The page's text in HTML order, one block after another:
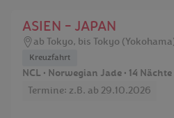
ASIEN - JAPAN
ab Tokyo, bis Tokyo
Kreuzfahrt
NCL • Norwegian Jade • 14
Termine: z.B. ab 29.10.2026